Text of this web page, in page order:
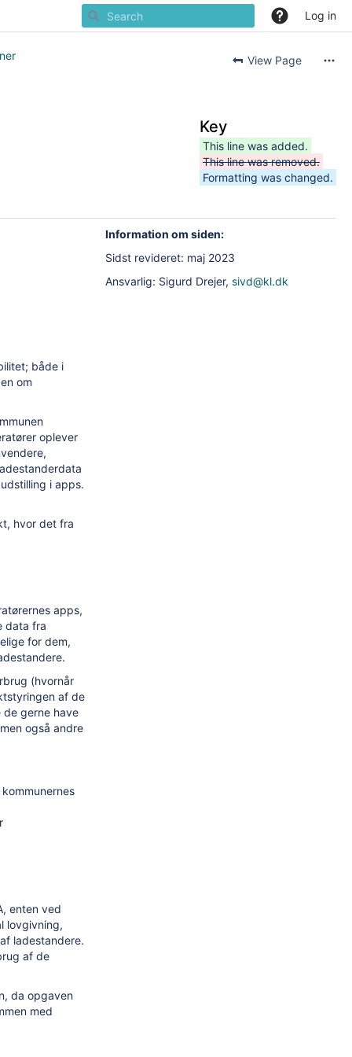
Log in
View Page
Key
This line was added.
This line was removed.
Formatting was changed.
Information om siden:
Sidst revideret: maj 2023
Ansvarlig: Sigurd Drejer, sivd@kl.dk
både i
om
oplever
i apps.
hvor det fra
apps,
data fra
for dem,
(hvornår
af de
de gerne have
også andre
enten ved
lovgivning,
ladestandere.
af de
da opgaven
med